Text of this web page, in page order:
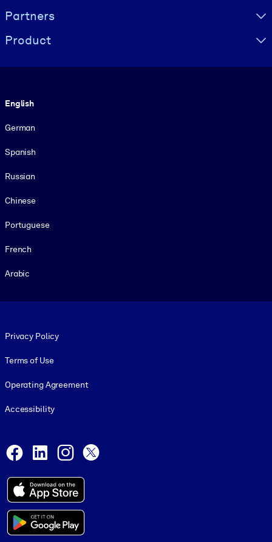
Partners
Product
English
German
Spanish
Russian
Chinese
Portuguese
French
Arabic
Privacy Policy
Terms of Use
Operating Agreement
Accessibility
Facebook
LinkedInInstagram